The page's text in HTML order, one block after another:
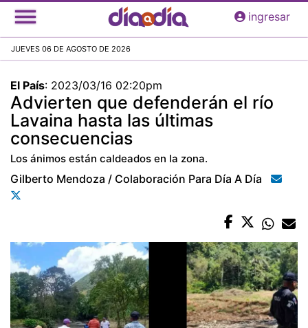
Pasar
al
principal
ingresar
JUEVES 06 DE AGOSTO DE 2026
El País: 2023/03/16 02:20pm
Advierten que defenderán el río
Lavaina hasta las últimas
consecuencias
Los ánimos están caldeados en la zona.
Gilberto Mendoza / Colaboración Para Día A Día